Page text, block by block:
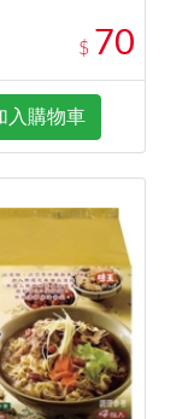
$ 70
入購物車